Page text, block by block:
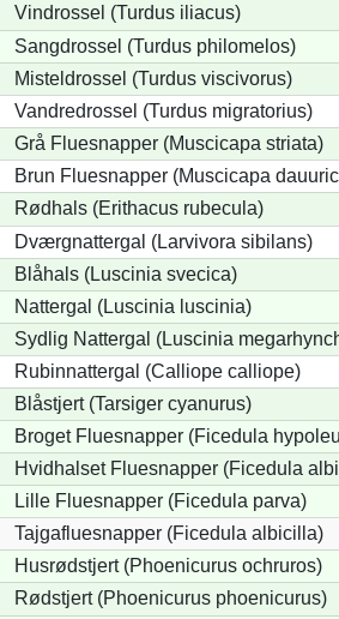
Vindrossel (Turdus iliacus)
Sangdrossel (Turdus philomelos)
Misteldrossel (Turdus viscivorus)
Vandredrossel (Turdus migratorius)
Grå Fluesnapper (Muscicapa striata)
Brun Fluesnapper (Muscicapa
Rødhals (Erithacus rubecula)
Dværgnattergal (Larvivora sibilans)
Blåhals (Luscinia svecica)
Nattergal (Luscinia luscinia)
Sydlig Nattergal (Luscinia
Rubinnattergal (Calliope calliope)
Blåstjert (Tarsiger cyanurus)
Broget Fluesnapper (Ficedula
Hvidhalset Fluesnapper (Ficedula
Lille Fluesnapper (Ficedula parva)
Tajgafluesnapper (Ficedula albicilla)
Husrødstjert (Phoenicurus ochruros)
Rødstjert (Phoenicurus phoenicurus)